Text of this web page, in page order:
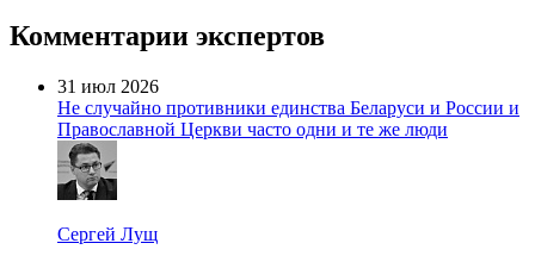
Комментарии экспертов
31 июл 2026
Не случайно противники единства Беларуси и России и
Православной Церкви часто одни и те же люди
Сергей Лущ